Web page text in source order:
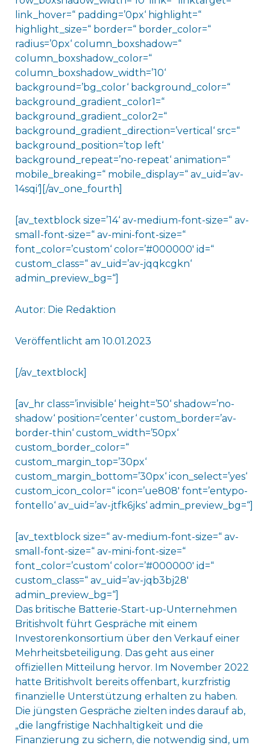
link_hover=“ padding=’0px‘ highlight=“
highlight_size=“ border=“ border_color=“
radius=’0px‘ column_boxshadow=“
column_boxshadow_color=“
column_boxshadow_width=’10‘
background=’bg_color‘ background_color=“
background_gradient_color1=“
background_gradient_color2=“
background_gradient_direction=’vertical‘ src=“
background_position=’top left‘
background_repeat=’no-repeat‘ animation=“
mobile_breaking=“ mobile_display=“ av_uid=’av-
14sqi‘][/av_one_fourth]
[av_textblock size=’14‘ av-medium-font-size=“ av-
small-font-size=“ av-mini-font-size=“
font_color=’custom‘ color=’#000000′ id=“
custom_class=“ av_uid=’av-jqqkcgkn‘
admin_preview_bg=“]
Autor: Die Redaktion
Veröffentlicht am 10.01.2023
[/av_textblock]
[av_hr class=’invisible‘ height=’50‘ shadow=’no-
shadow‘ position=’center‘ custom_border=’av-
border-thin‘ custom_width=’50px‘
custom_border_color=“
custom_margin_top=’30px‘
custom_margin_bottom=’30px‘ icon_select=’yes‘
custom_icon_color=“ icon=’ue808′ font=’entypo-
fontello‘ av_uid=’av-jtfk6jks‘ admin_preview_bg=“]
[av_textblock size=“ av-medium-font-size=“ av-
small-font-size=“ av-mini-font-size=“
font_color=’custom‘ color=’#000000′ id=“
custom_class=“ av_uid=’av-jqb3bj28′
admin_preview_bg=“]
Das britische Batterie-Start-up-Unternehmen
Britishvolt führt Gespräche mit einem
Investorenkonsortium über den Verkauf einer
Mehrheitsbeteiligung. Das geht aus einer
offiziellen Mitteilung hervor. Im November 2022
hatte Britishvolt bereits offenbart, kurzfristig
finanzielle Unterstützung erhalten zu haben.
Die jüngsten Gespräche zielten indes darauf ab,
„die langfristige Nachhaltigkeit und die
Finanzierung zu sichern, die notwendig sind, um